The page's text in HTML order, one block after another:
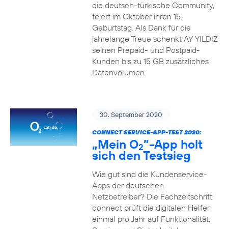
die deutsch-türkische Community,
feiert im Oktober ihren 15.
Geburtstag. Als Dank für die
jahrelange Treue schenkt AY YILDIZ
seinen Prepaid- und Postpaid-
Kunden bis zu 15 GB zusätzliches
Datenvolumen.
30. September 2020
CONNECT SERVICE-APP-TEST 2020:
„Mein O2”-App holt
sich den Testsieg
Wie gut sind die Kundenservice-
Apps der deutschen
Netzbetreiber? Die Fachzeitschrift
connect prüft die digitalen Helfer
einmal pro Jahr auf Funktionalität,